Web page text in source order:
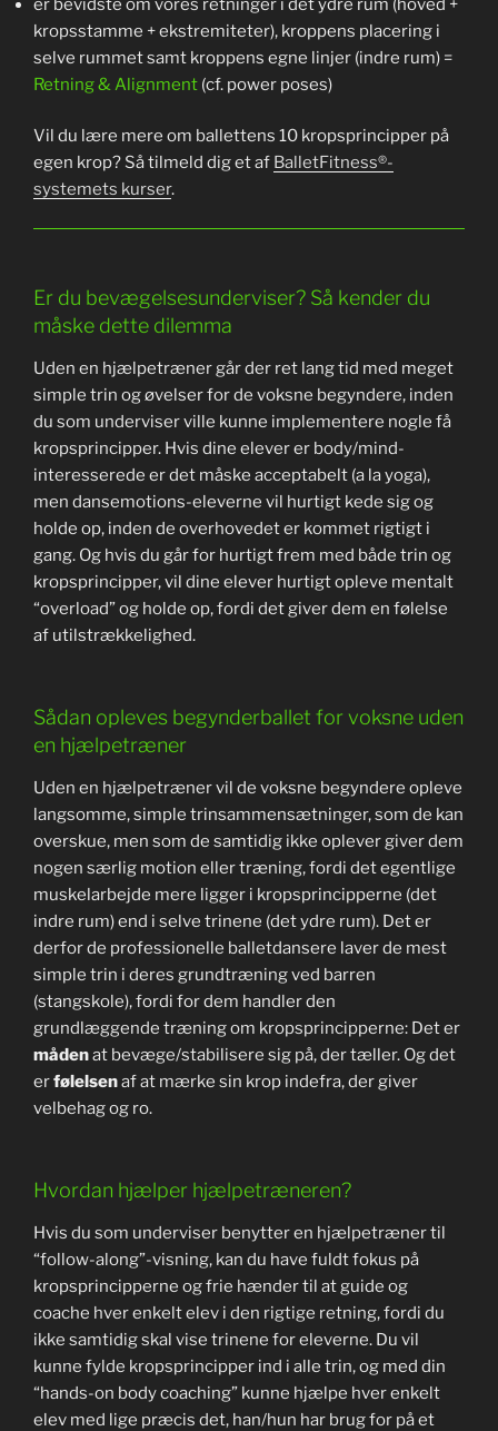
kropsstamme + ekstremiteter), kroppens placering i
selve rummet samt kroppens egne linjer (indre rum) =
Retning & Alignment (cf. power poses)
Vil du lære mere om ballettens 10 kropsprincipper på
egen krop? Så tilmeld dig et af BalletFitness®-
systemets kurser.
Er du bevægelsesunderviser? Så kender du
måske dette dilemma
Uden en hjælpetræner går der ret lang tid med meget
simple trin og øvelser for de voksne begyndere, inden
du som underviser ville kunne implementere nogle få
kropsprincipper. Hvis dine elever er body/mind-
interesserede er det måske acceptabelt (a la yoga),
men dansemotions-eleverne vil hurtigt kede sig og
holde op, inden de overhovedet er kommet rigtigt i
gang. Og hvis du går for hurtigt frem med både trin og
kropsprincipper, vil dine elever hurtigt opleve mentalt
“overload” og holde op, fordi det giver dem en følelse
af utilstrækkelighed.
Sådan opleves begynderballet for voksne uden
en hjælpetræner
Uden en hjælpetræner vil de voksne begyndere opleve
langsomme, simple trinsammensætninger, som de kan
overskue, men som de samtidig ikke oplever giver dem
nogen særlig motion eller træning, fordi det egentlige
muskelarbejde mere ligger i kropsprincipperne (det
indre rum) end i selve trinene (det ydre rum). Det er
derfor de professionelle balletdansere laver de mest
simple trin i deres grundtræning ved barren
(stangskole), fordi for dem handler den
grundlæggende træning om kropsprincipperne: Det er
mådenat bevæge/stabilisere sig på, der tæller. Og det
erfølelsenaf at mærke sin krop indefra, der giver
velbehag og ro.
Hvordan hjælper hjælpetræneren?
Hvis du som underviser benytter en hjælpetræner til
“follow-along”-visning, kan du have fuldt fokus på
kropsprincipperne og frie hænder til at guide og
coache hver enkelt elev i den rigtige retning, fordi du
ikke samtidig skal vise trinene for eleverne. Du vil
kunne fylde kropsprincipper ind i alle trin, og med din
“hands-on body coaching” kunne hjælpe hver enkelt
elev med lige præcis det, han/hun har brug for på et